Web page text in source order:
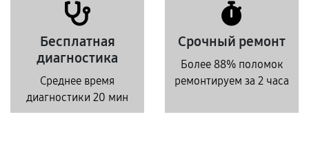
Бесплатная
диагностика
Среднее время
диагностики 20 мин
Срочный ремонт
Более 88% поломок
ремонтируем за 2 часа